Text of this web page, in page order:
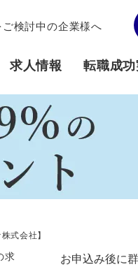
検討中の企業様へ
求人情報 転職成
式会社】
求
お申込み後に